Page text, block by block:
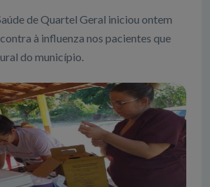
de Quartel Geral iniciou ontem
à influenza nos pacientes que
do município.